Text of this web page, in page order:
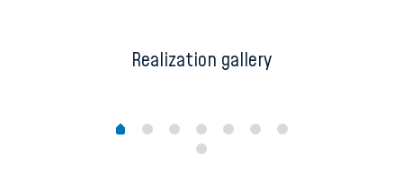
Realization gallery